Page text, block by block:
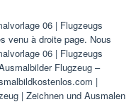
06 | Flugzeugs
venu à droite page. Nous
06 | Flugzeugs
Flugzeug –
|
| Zeichnen und Ausmalen